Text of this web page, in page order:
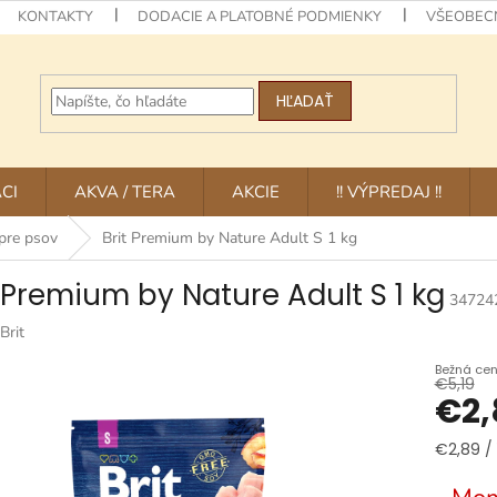
KONTAKTY DODACIE A PLATOBNÉ PODMIENKY
HĽADAŤ
AKVA / TERA AKCIE !! VÝPREDAJ !!
psov Brit Premium by Nature Adult S 1 kg
by Nature Adult S 1 kg
Brit
€5,19
€2,89 /